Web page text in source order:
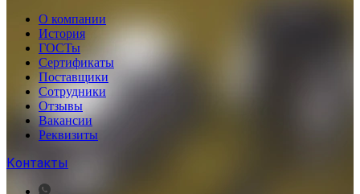
О компании
История
ГОСТы
Сертификаты
Поставщики
Сотрудники
Отзывы
Вакансии
Реквизиты
Контакты